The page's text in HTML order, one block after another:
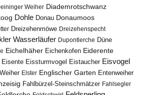
Weiher Diademrotschwanz
Dohle Donau Donaumoos
Dreizehenmöwe Dreizehenspecht
Wasserläufer Dupontlerche Düne
Eichelhäher Eichenkofen Eiderente
Eisente Eissturmvogel Eistaucher Eisvogel
Elster Englischer Garten Entenweiher
Fahlbürzel-Steinschmätzer Fahlsegler